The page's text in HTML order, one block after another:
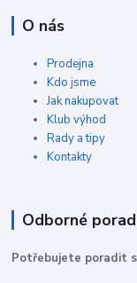
O nás
Prodejna
Kdo jsme
Jak nakupovat
Klub výhod
Rady a tipy
Kontakty
Odborné
Potřebujete poradit